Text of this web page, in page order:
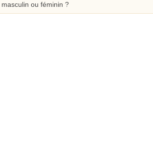
ou féminin ?